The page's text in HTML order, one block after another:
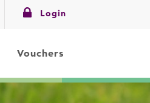
Vouchers
Login